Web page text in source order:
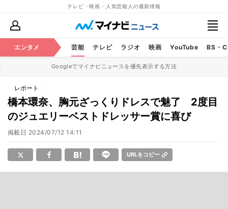
テレビ・映画・人気芸能人の最新情報
エンタメ 芸能 テレビ ラジオ 映画 YouTube BS・
Googleでマイナビニュースを優先表示する方法
レポート
橋本環奈、胸元ざっくりドレスで魅了 2度目
のジュエリーベストドレッサー賞に喜び
掲載日 2024/07/12 14:11
URLをコピー